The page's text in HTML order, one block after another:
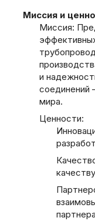
Миссия и
Миссия:
и
соединений
мира.
Ценности: